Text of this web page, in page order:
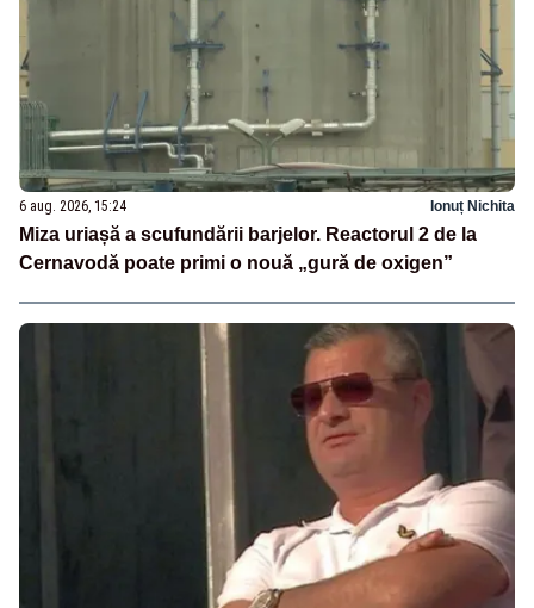
6 aug. 2026, 15:24 Ionuț Nichita
Miza uriașă a scufundării barjelor. Reactorul 2 de la
Cernavodă poate primi o nouă „gură de oxigen”